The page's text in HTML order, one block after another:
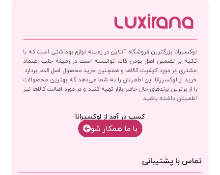
لوکسیرانا بزرگترین فروشگاه آنلاین در زمینه لوازم بهداشتی است که با
تکیه بر تضمین اصل بودن کالا، توانسته است در زمینه جلب اعتماد
مشتری در مورد کیفیت کالاها و همچنین خرید محصول اصل قدم بردارد.
خرید از لوکسیرانا این اطمینان را به شما می‌دهد که بهترین محصولات
را از برترین برندهای حال حاضر بازار تهیه کنید و در مورد اصالت کالاها نیز
اطمینان داشته باشید.
کسب در آمد از لوکسیرانا
با‌‌ ما همکار شو
تماس با پشتیبانی